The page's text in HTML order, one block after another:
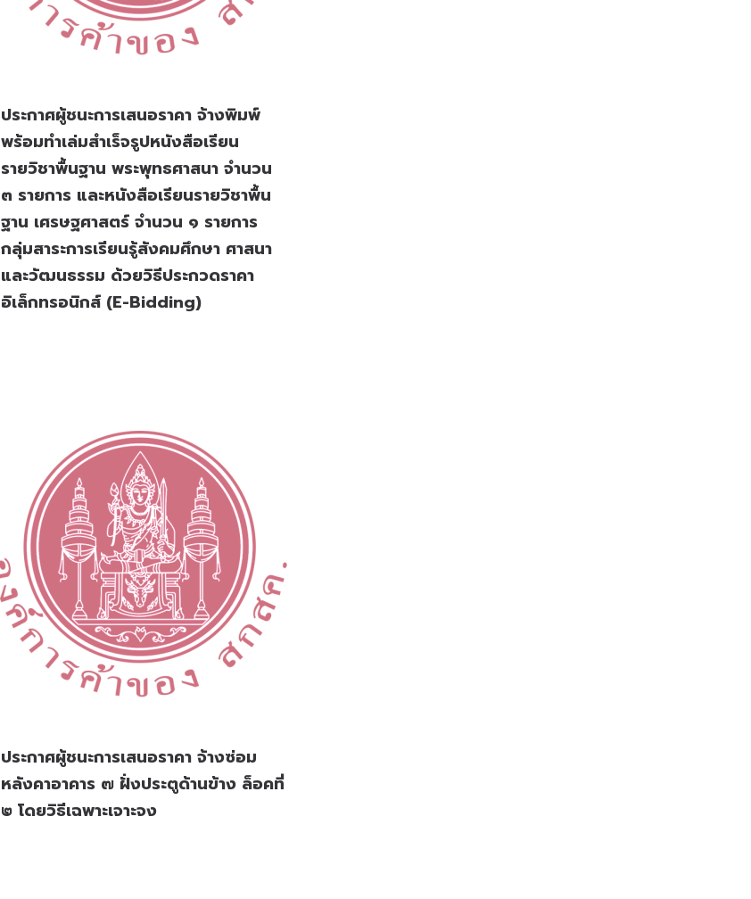
ประกาศผู้ชนะการเสนอราคา จ้างพิมพ์
พร้อมทำเล่มสำเร็จรูปหนังสือเรียน
รายวิชาพื้นฐาน พระพุทธศาสนา จำนวน
๓ รายการ และหนังสือเรียนรายวิชาพื้น
ฐาน เศรษฐศาสตร์ จำนวน ๑ รายการ
กลุ่มสาระการเรียนรู้สังคมศึกษา ศาสนา
และวัฒนธรรม ด้วยวิธีประกวดราคา
อิเล็กทรอนิกส์ (e-Bidding)
ประกาศผู้ชนะการเสนอราคา จ้างซ่อม
หลังคาอาคาร ๗ ฝั่งประตูด้านข้าง ล็อคที่
๒ โดยวิธีเฉพาะเจาะจง